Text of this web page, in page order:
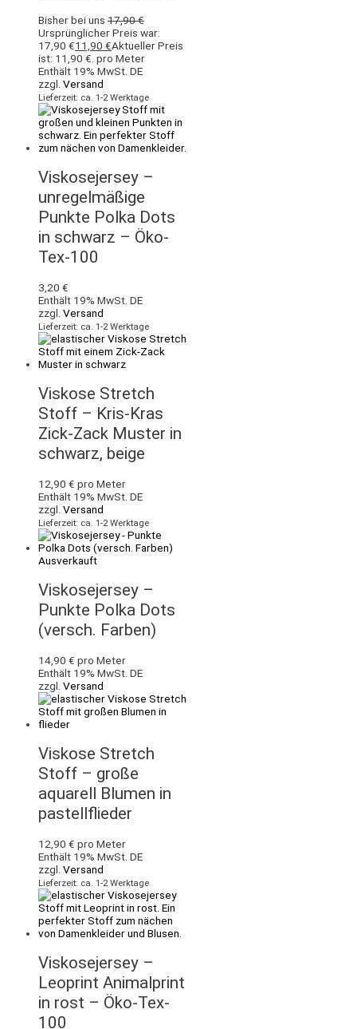
Bisher bei uns 17,90€
Ursprünglicher Preis war:
17,90 €11,90 €Aktueller Preis
ist: 11,90 €. pro Meter
Enthält 19% MwSt. DE
zzgl. Versand
Lieferzeit: ca. 1-2 Werktage
Viskosejersey –
unregelmäßige
Punkte Polka Dots
in schwarz – Öko-
Tex-100
3,20 €
Enthält 19% MwSt. DE
zzgl. Versand
Lieferzeit: ca. 1-2 Werktage
Viskose Stretch
Stoff – Kris-Kras
Zick-Zack Muster in
schwarz, beige
12,90 € pro Meter
Enthält 19% MwSt. DE
zzgl. Versand
Lieferzeit: ca. 1-2 Werktage
Ausverkauft
Viskosejersey –
Punkte Polka Dots
(versch. Farben)
14,90 € pro Meter
Enthält 19% MwSt. DE
zzgl. Versand
Viskose Stretch
Stoff – große
aquarell Blumen in
pastellflieder
12,90 € pro Meter
Enthält 19% MwSt. DE
zzgl. Versand
Lieferzeit: ca. 1-2 Werktage
Viskosejersey –
Leoprint Animalprint
in rost – Öko-Tex-
100